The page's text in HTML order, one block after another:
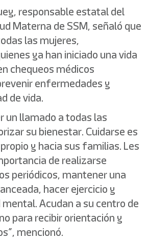
responsable estatal del
Materna de SSM, señaló que
las mujeres,
ya han iniciado una vida
chequeos médicos
enfermedades y
de vida.
un llamado a todas las
su bienestar. Cuidarse es
y hacia sus familias. Les
de realizarse
periódicos, mantener una
hacer ejercicio y
Acudan a su centro de
para recibir orientación y
mencionó.